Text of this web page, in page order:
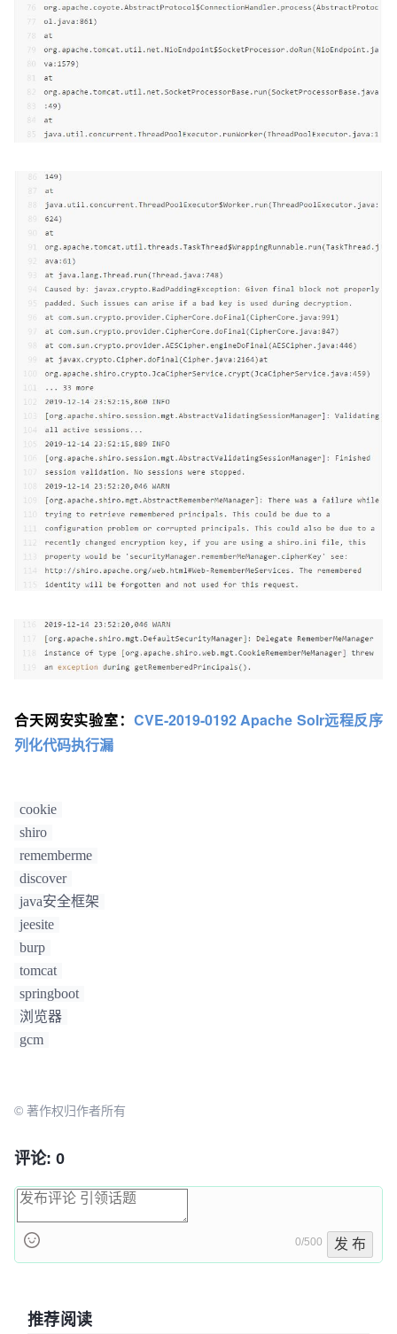
合天网安实验室： CVE-2019-0192 Apache Solr远程反序
列化代码执行漏
cookie
shiro
rememberme
discover
java安全框架
jeesite
burp
tomcat
springboot
浏览器
gcm
© 著作权归作者所有
评论: 0
0/500 发 布
推荐阅读